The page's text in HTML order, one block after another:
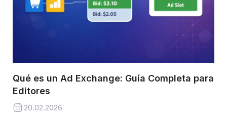
Qué es un Ad Exchange: Guía Completa para
Editores
20.02.2026